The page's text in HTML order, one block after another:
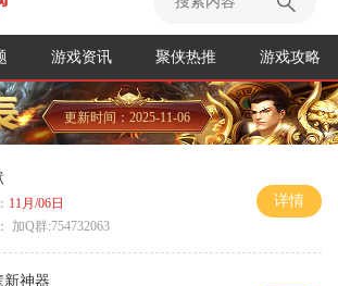
游戏资讯 聚侠热推 游戏攻略
更新时间：2025-11-06
11月/06日
加Q群:754732063
详情
新神器